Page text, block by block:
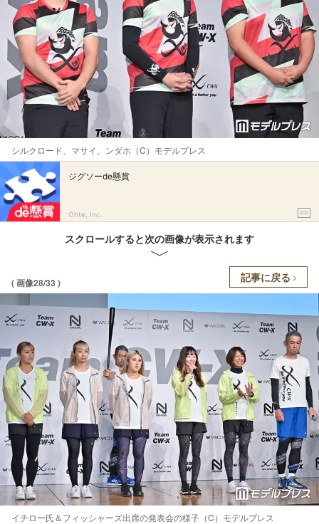
シルクロード、マサイ、ンダホ（C）モデルプレス
ジグソーde懸賞
Ohte, Inc. PR
スクロールすると次の画像が表示されます
( 画像28/33 ) 記事に戻る
イチロー氏＆フィッシャーズ出席の発表会の様子（C）モデルプレス